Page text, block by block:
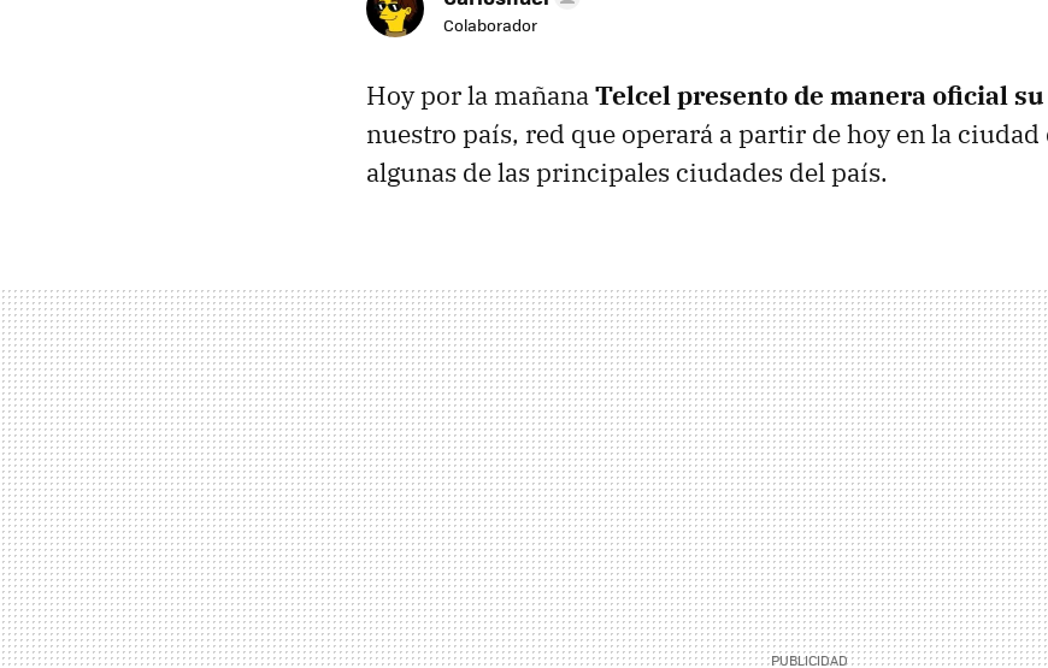
Colaborador
Hoy por la mañanaTelcel presento de manera oficial su
nuestro país, red que operará a partir de hoy en la ciudad
algunas de las principales ciudades del país.